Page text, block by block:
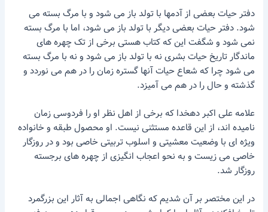
دفتر حیات بعضی از آدمها با تولد باز می شود و با مرگ بسته می
شود. دفتر حیات بعضی دیگر با تولد باز می شود، اما با مرگ بسته
نمی شود و شگفت این که کتاب هستی برخی از تک چهره های
ماندگار تاریخ حیات بشری نه با تولد باز می شود و نه با مرگ بسته
می شود چرا که شعاع حیات آنها گستره زمان را در هم می نوردد و
گذشته و حال را در هم می آمیزد.
علامه علی اکبر دهخدا که برخی از اهل نظر او را فردوسی زمان
نامیده اند، از این قاعده مستثنی نیست. او محصول طبقه و خانواده
ویژه ای با وضعیت معشیتی و اسلوب تربیتی خاصی بود و در روزگار
خاصی می زیست و به نحو اعجاب انگیزی از چهره های برجسته
روزگار شد.
در این مختصر بر آن شدیم که نگاهی اجمالی به آثار این بزرگمرد